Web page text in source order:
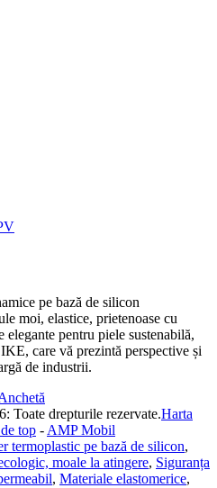
pe bază de silicon
moi, elastice, prietenoase cu
elegante pentru piele sustenabilă,
care vă prezintă perspective și
de industrii.
Toate drepturile rezervate.Harta
top -AMP Mobil
termoplastic pe bază de silicon,
moale la atingere, Siguranța
, Materiale elastomerice,